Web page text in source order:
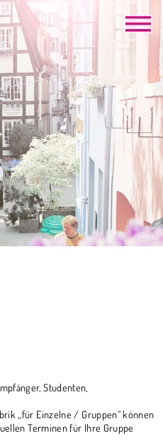
Studenten,
„für Einzelne / Gruppen“ können
Terminen für Ihre Gruppe